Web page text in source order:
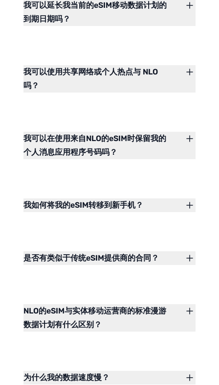
我可以延长我当前的eSIM移动数据计划的
到期日期吗？
我可以使用共享网络或个人热点与 NLO
吗？
我可以在使用来自NLO的eSIM时保留我的
个人消息应用程序号码吗？
我如何将我的eSIM转移到新手机？
是否有类似于传统eSIM提供商的合同？
NLO的eSIM与实体移动运营商的标准漫游
数据计划有什么区别？
为什么我的数据速度慢？